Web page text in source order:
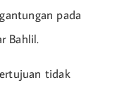
pada
Bahlil.
tidak